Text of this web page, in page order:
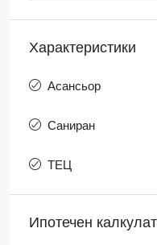
Характеристики
Асансьор
Саниран
ТЕЦ
Ипотечен